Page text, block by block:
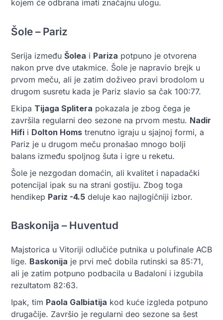
kojem će odbrana imati značajnu ulogu.
Šole – Pariz
Serija između Šolea i Pariza potpuno je otvorena
nakon prve dve utakmice. Šole je napravio brejk u
prvom meču, ali je zatim doživeo pravi brodolom u
drugom susretu kada je Pariz slavio sa čak 100:77.
Ekipa Tijaga Splitera pokazala je zbog čega je
završila regularni deo sezone na prvom mestu. Nadir
Hifi i Dolton Homs trenutno igraju u sjajnoj formi, a
Pariz je u drugom meču pronašao mnogo bolji
balans između spoljnog šuta i igre u reketu.
Šole je nezgodan domaćin, ali kvalitet i napadački
potencijal ipak su na strani gostiju. Zbog toga
hendikep Pariz -4.5 deluje kao najlogičniji izbor.
Baskonija – Huventud
Majstorica u Vitoriji odlučiće putnika u polufinale ACB
lige. Baskonija je prvi meč dobila rutinski sa 85:71,
ali je zatim potpuno podbacila u Badaloni i izgubila
rezultatom 82:63.
Ipak, tim Paola Galbiatija kod kuće izgleda potpuno
drugačije. Završio je regularni deo sezone sa šest